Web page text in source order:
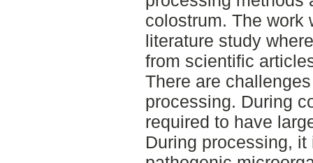
colostrum. The work
literature study
from scientific
There are
processing. During
required to have
During processing,